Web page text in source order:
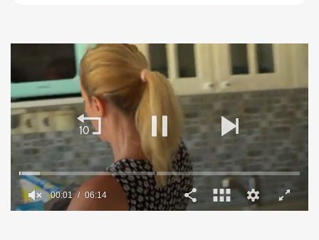
00:02 06:14